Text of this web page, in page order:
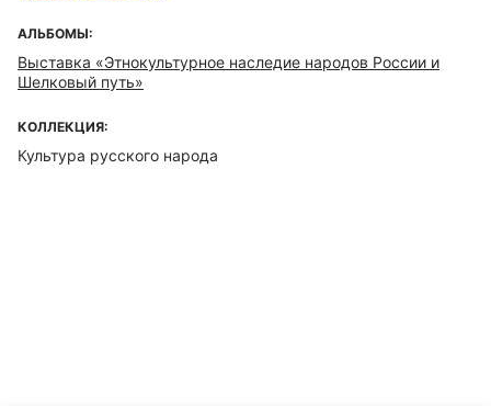
АЛЬБОМЫ:
Выставка «Этнокультурное наследие народов России и
Шелковый путь»
КОЛЛЕКЦИЯ:
Культура русского народа